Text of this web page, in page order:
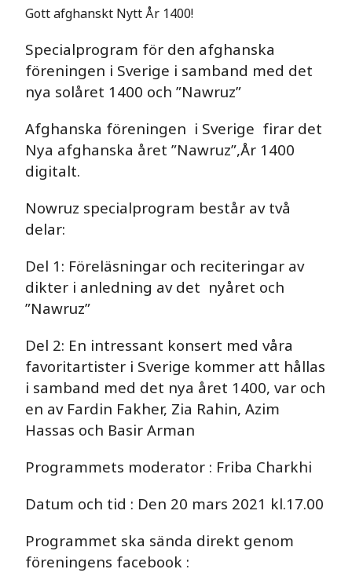
Gott afghanskt Nytt År 1400!
Specialprogram för den afghanska
föreningen i Sverige i samband med det
nya solåret 1400 och ”Nawruz”
Afghanska föreningen i Sverige firar det
Nya afghanska året ”Nawruz”,År 1400
digitalt.
Nowruz specialprogram består av två
delar:
Del 1: Föreläsningar och reciteringar av
dikter i anledning av det nyåret och
”Nawruz”
Del 2: En intressant konsert med våra
favoritartister i Sverige kommer att hållas
i samband med det nya året 1400, var och
en av Fardin Fakher, Zia Rahin, Azim
Hassas och Basir Arman
Programmets moderator : Friba Charkhi
Datum och tid : Den 20 mars 2021 kl.17.00
Programmet ska sända direkt genom
föreningens facebook :